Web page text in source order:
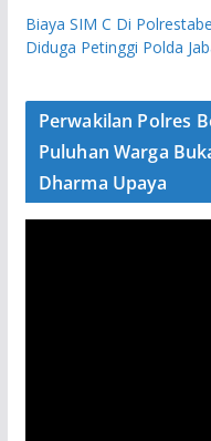
Biaya SIM C Di
Diduga Petinggi Polda
Perwakilan Polres
Puluhan Warga
Dharma Upaya